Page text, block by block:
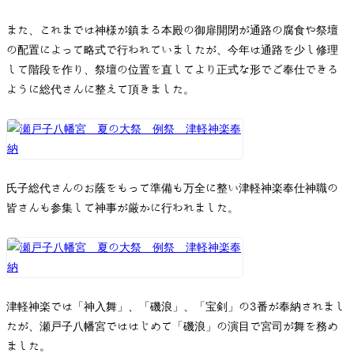
また、これまでは神様が鎮まる本殿の御扉開閉が通路の腐食や祭壇
の配置によって略式で行われていましたが、今年は通路を少し修理
して階段を作り、祭壇の位置を直してより正式な形でご奉仕できる
ように総代さんに整えて頂きました。
氏子総代さんのお蔭をもって準備も万全に整い津軽神楽奉仕神職の
皆さんも参集して神事が厳かに行われました。
津軽神楽では「神入舞」、「磯浪」、「宝剣」の3番が奉納されまし
たが、瀬戸子八幡宮でははじめて「磯浪」の演目で宮司が舞を務め
ました。